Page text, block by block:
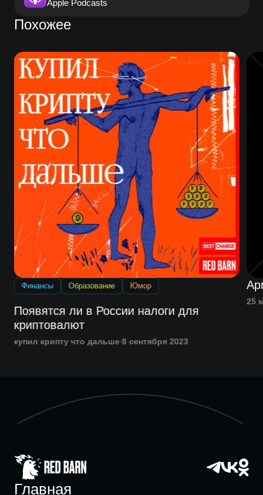
Apple Podcasts
Похожее
Финансы Образование Юмор
Появятся ли в России налоги для
криптовалют
купил крипту что дальше 8 сентября 2023
25
Главная